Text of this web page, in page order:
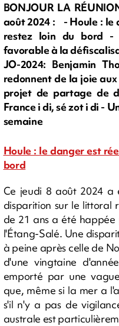
BONJOUR LA
août 2024 : - Houle : le
restez loin du bord -
favorable à la
JO-2024: Benjamin
redonnent de la joie
projet de partage de
France i di, sé zot i di -
semaine
Houle : le danger est
bord
Ce jeudi 8 août 2024 a
disparition sur le littoral
de 21 ans a été
l'Étang-Salé. Une
à peine après celle de
d'une vingtaine
emporté par une
que, même si la mer a
s'il n'y a pas de
australe est